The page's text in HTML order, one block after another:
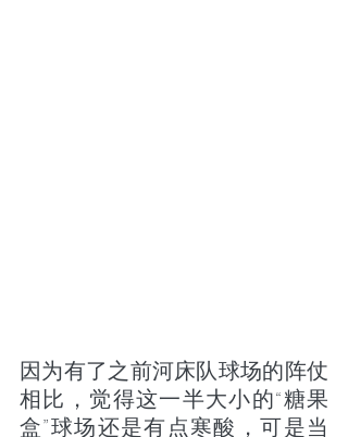
因为有了之前河床队球场的阵仗
相比，觉得这一半大小的“糖果
盒”球场还是有点寒酸，可是当